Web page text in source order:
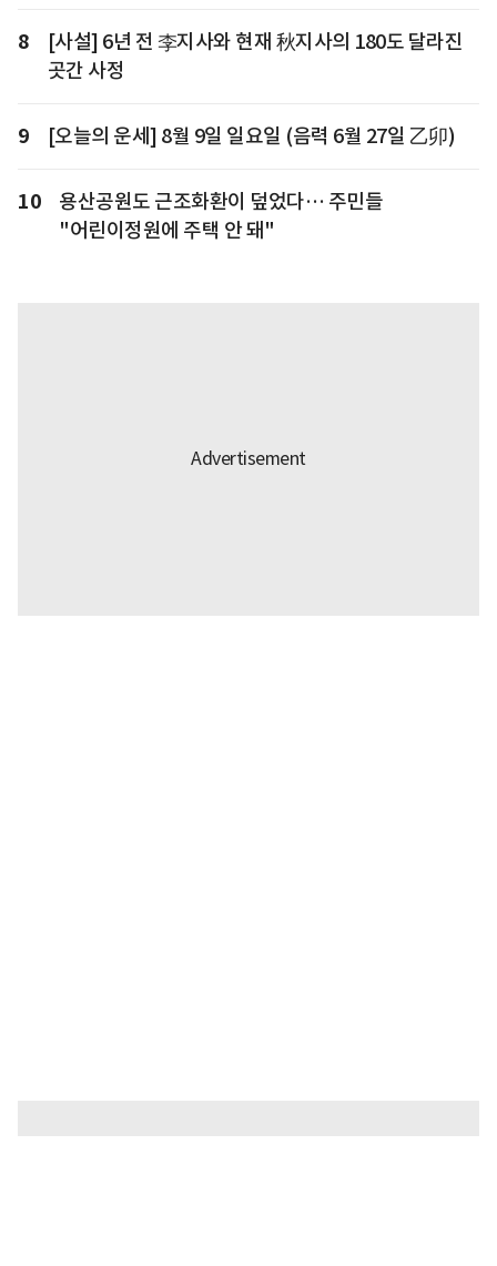
8
[사설] 6년 전 李지사와 현재 秋지사의 180도 달라진
곳간 사정
9 [오늘의 운세] 8월 9일 일요일 (음력 6월 27일 乙卯)
10
용산공원도 근조화환이 덮었다… 주민들
"어린이정원에 주택 안 돼"